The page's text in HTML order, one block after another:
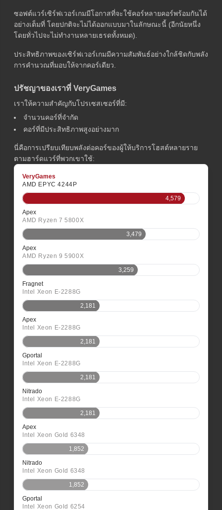
ซอฟต์แวร์เซิร์ฟเวอร์เกมมีโอกาสที่จะใช้คอร์หลายคอร์พร้อมกันได้
อย่างเต็มที่ โดยปกติจะไม่ได้ออกแบบมาในลักษณะนี้ (อีกนัยหนึ่ง
โดยทั่วไปจะไม่ทำงานหลายเธรดทั้งหมด).
ประสิทธิภาพของเซิร์ฟเวอร์เกมมีความสัมพันธ์อย่างใกล้ชิดกับพลัง
การคำนวณที่มอบให้จากคอร์เดียว.
ปรัชญาของเราที่ VeryGames
เราให้ความสำคัญกับโปรเซสเซอร์ที่มี:
จำนวนคอร์ที่จำกัด
คอร์ที่มีประสิทธิภาพสูงอย่างมาก
นี่คือการเปรียบเทียบพลังต่อคอร์ของผู้ให้บริการโฮสต์หลายราย
ตามฮาร์ดแวร์ที่พวกเขาใช้:
VeryGames
AMD EPYC 4244P
4,579
Apex
AMD Ryzen 7 5800X
3,479
Apex
AMD Ryzen 9 5900X
3,259
Fragnet
Intel Xeon E-2288G
2,181
Apex
Intel Xeon E-2288G
2,181
Gportal
Intel Xeon E-2288G
2,181
Nitrado
Intel Xeon E-2288G
2,181
Apex
Intel Xeon Gold 6348
1,852
Nitrado
Intel Xeon Gold 6348
1,852
Gportal
Intel Xeon Gold 6254